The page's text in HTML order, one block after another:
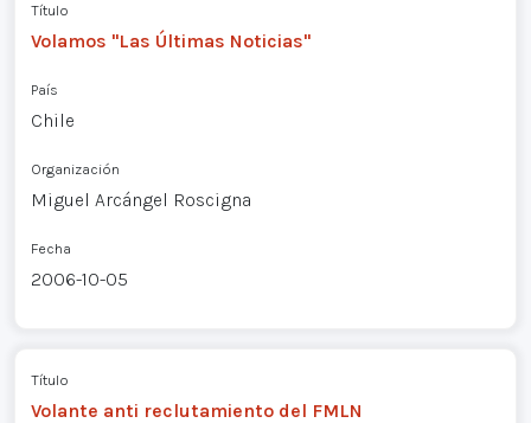
Título
Volamos "Las Últimas Noticias"
País
Chile
Organización
Miguel Arcángel Roscigna
Fecha
2006-10-05
Título
Volante anti reclutamiento del FMLN